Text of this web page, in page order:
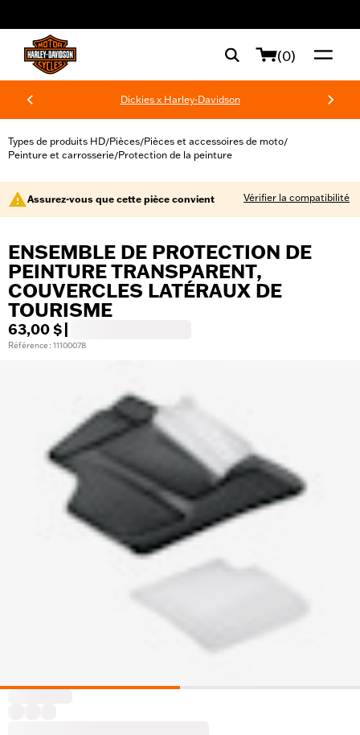
(0)
Dickies x Harley-Davidson
Types de produits HD/Pièces/Pièces et accessoires de moto/
Peinture et carrosserie/Protection de la peinture
Assurez-vous que cette pièce convient Vérifier la compatibilité
ENSEMBLE DE PROTECTION DE
PEINTURE TRANSPARENT,
COUVERCLES LATÉRAUX DE
TOURISME
63,00 $
Référence : 11100078